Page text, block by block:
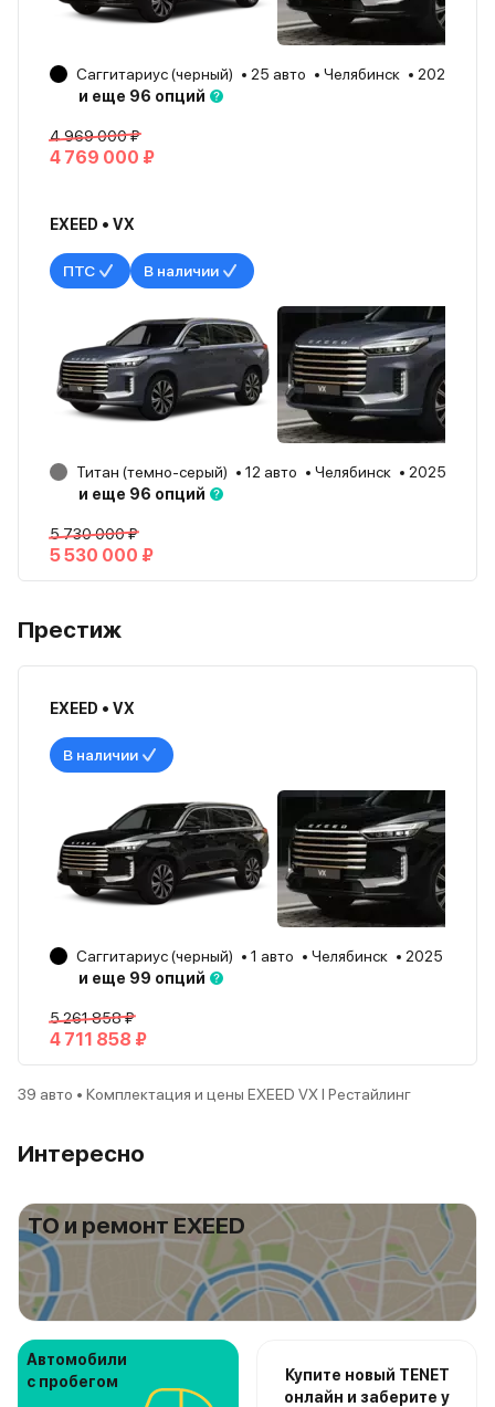
Саггитариус (черный) 25 авто Челябинск
2025
и еще 96 опций
4 969 000 ₽
4 769 000 ₽
EXEED • VX
ПТС В наличии
Титан (темно-серый) 12 авто Челябинск
2025
и еще 96 опций
5 730 000 ₽
5 530 000 ₽
Престиж
EXEED • VX
В наличии
Саггитариус (черный) 1 авто Челябинск
2025
и еще 99 опций
5 261 858 ₽
4 711 858 ₽
39 авто • Комплектация и цены EXEED VX I Рестайлинг
Интересно
ТО и ремонт EXEED
Автомобили
с пробегом
Купите новый TENET
онлайн и заберите у